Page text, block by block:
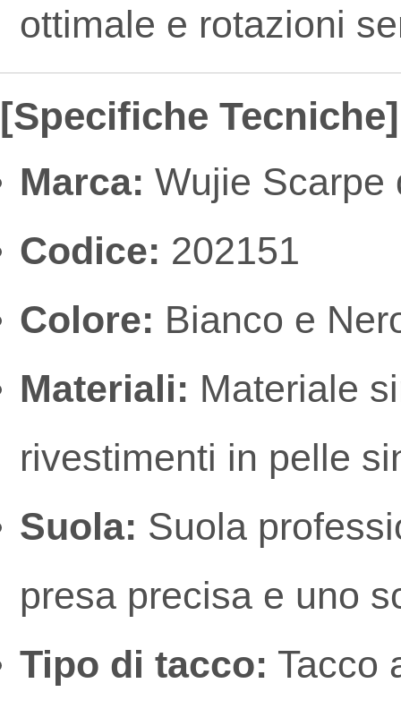
ottimale e rotazioni
[Specifiche Tecniche]
Marca: Wujie Scarpe
Codice: 202151
Colore: Bianco e
Materiali: Materiale
rivestimenti in pelle
Suola: Suola
presa precisa e uno
Tipo di tacco: Tacco